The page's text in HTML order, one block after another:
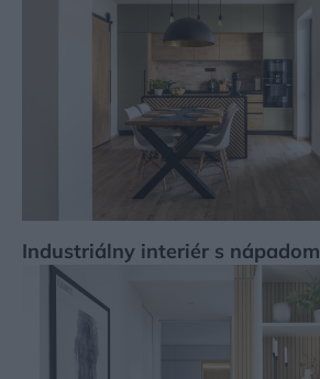
Industriálny interiér s nápadom